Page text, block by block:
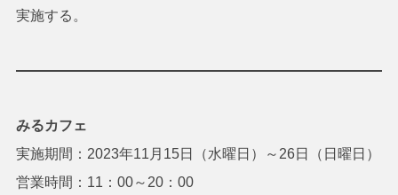
実施する。
みるカフェ
実施期間：2023年11月15日（水曜日）～26日（日曜日）
営業時間：11：00～20：00